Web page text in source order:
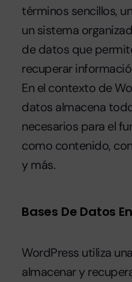
términos sencillos,
un sistema
de datos que
recuperar
En el contexto de
datos almacena
necesarios para el
como contenido,
y más.
Bases De Datos
WordPress utiliza
almacenar y